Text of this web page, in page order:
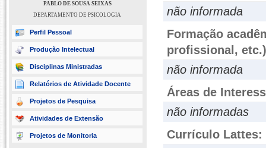
PABLO DE SOUSA SEIXAS
DEPARTAMENTO DE PSICOLOGIA
Perfil Pessoal
Produção Intelectual
Disciplinas Ministradas
Relatórios de Atividade Docente
Projetos de Pesquisa
Atividades de Extensão
Projetos de Monitoria
não informada
Formação
profissional, etc.)
não informada
Áreas de
não informadas
Currículo Lattes: